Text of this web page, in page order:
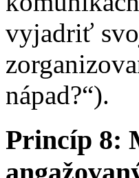
vyjadriť
nápad?“).
Princíp 8: